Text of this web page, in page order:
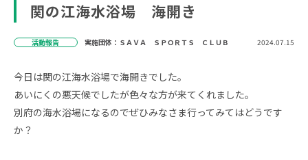
関の江海水浴場 海開き
活動報告 実施団体：ＳＡＶＡ ＳＰＯＲＴＳ ＣＬＵＢ 2024.07.15
今日は関の江海水浴場で海開きでした。
あいにくの悪天候でしたが色々な方が来てくれました。
別府の海水浴場になるのでぜひみなさま行ってみてはどうです
か？